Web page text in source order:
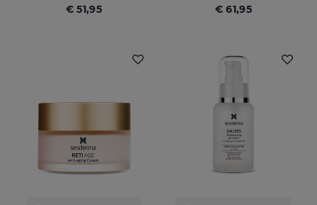
€ 51,95 € 61,95